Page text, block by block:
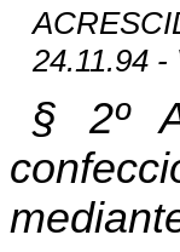
24.11.94 -
§ 2º